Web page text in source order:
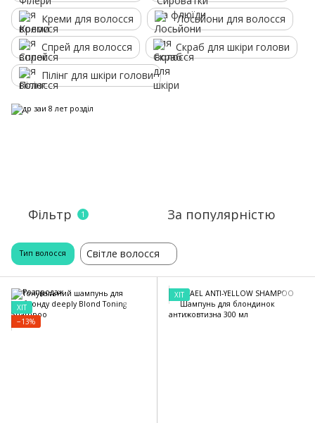
Креми для волосся Лосьйони для волосся
Спрей для волосся Скраб для шкіри голови
Пілінг для шкіри голови
Фільтр 1 За популярністю
Тип волосся Світле волосся
ХІТ
−13%
ХІТ